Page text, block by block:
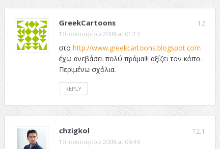
12
GreekCartoons
10 Ιανουαρίου 2009 at 01:13
στο http://www.greekcartoons.blogspot.com
έχω ανεβάσει πολύ πράμα!!! αξίζει τον κόπο.
Περιμένω σχόλια.
REPLY
12.1
chzigkol
10 Ιανουαρίου 2009 at 09:49